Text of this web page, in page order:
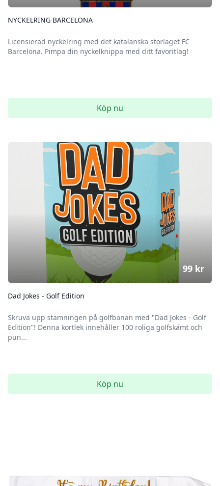
NYCKELRING BARCELONA
Licensierad nyckelring med det katalanska storlaget FC
Barcelona. Pimpa din nyckelknippa med ditt favoritlag!
Köp nu
Dad Jokes - Golf Edition
Skruva upp stämningen på golfbanan med "Dad Jokes - Golf
Edition"! Denna kortlek innehåller 100 roliga golfskämt och
pun...
99 kr
Köp nu